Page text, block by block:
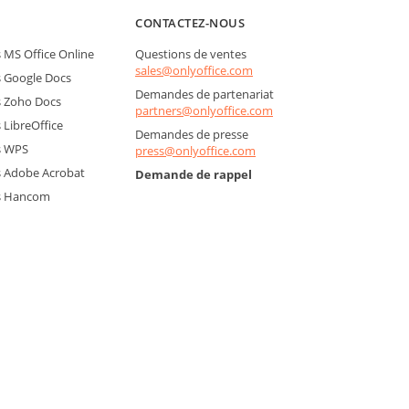
MS Office Online
Google Docs
Zoho Docs
LibreOffice
WPS
Adobe Acrobat
Hancom
CONTACTEZ-NOUS
Questions de ventes
sales@onlyoffice.com
Demandes de partenariat
partners@onlyoffice.com
Demandes de presse
press@onlyoffice.com
Demande de rappel